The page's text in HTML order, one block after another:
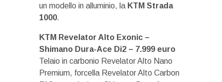
un modello in alluminio, la KTM Strada
1000.
KTM Revelator Alto Exonic –
Shimano Dura-Ace Di2 – 7.999 euro
Telaio in carbonio Revelator Alto Nano
Premium, forcella Revelator Alto Carbon